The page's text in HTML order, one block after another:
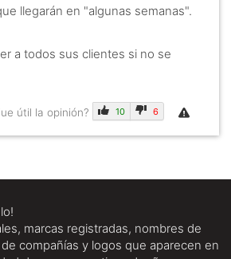
llegarán en "algunas semanas".
a todos sus clientes si no se
útil la opinión? 10 6
marcas registradas, nombres de
compañías y logos que aparecen en